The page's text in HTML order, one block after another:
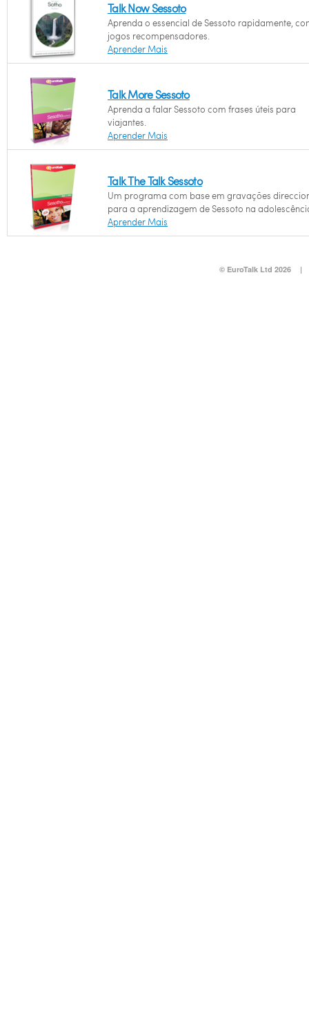
Talk Now Sessoto
Aprenda o essencial de Sessoto rapidamente,
jogos recompensadores.
Aprender Mais
Talk More Sessoto
Aprenda a falar Sessoto com frases úteis para
viajantes.
Aprender Mais
Talk The Talk Sessoto
Um programa com base em gravações
para a aprendizagem de Sessoto na
Aprender Mais
© EuroTalk Ltd 2026 |